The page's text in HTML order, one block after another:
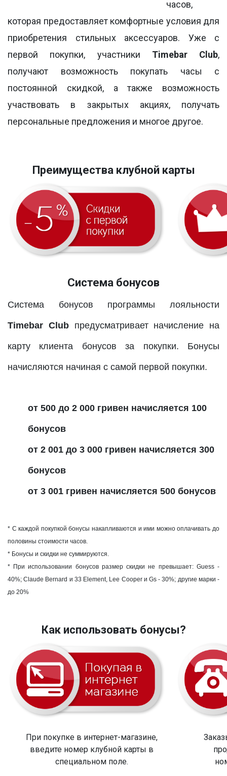
часов,
которая предоставляет комфортные условия для
приобретения стильных аксессуаров. Уже с
первой покупки, участники Timebar Club,
получают возможность покупать часы с
постоянной скидкой, а также возможность
участвовать в закрытых акциях, получать
персональные предложения и многое другое.
Преимущества клубной карты
Система бонусов
Система бонусов программы лояльности
Timebar Clubпредусматривает начисление на
карту клиента бонусов за покупки. Бонусы
начисляются начиная с самой первой покупки.
от 500 до 2 000 гривен начисляется 100
бонусов
от 2 001 до 3 000 гривен начисляется 300
бонусов
от 3 001 гривен начисляется 500 бонусов
* С каждой покупкой бонусы накапливаются и ими можно оплачивать до
половины стоимости часов.
* Бонусы и скидки не суммируются.
* При использовании бонусов размер скидки не превышает: Guess -
40%; Claude Bernard и 33 Element, Lee Cooper и Gs- 30%; другие марки -
до 20%
Как использовать бонусы?
При покупке в интернет-магазине,
введите номер клубной карты в
специальном поле.